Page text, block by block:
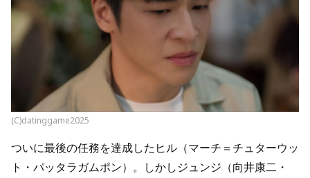
(C)datinggame2025
ついに最後の任務を達成したヒル（マーチ＝チュターウッ
ト・パッタラガムポン）。しかしジュンジ（向井康二・